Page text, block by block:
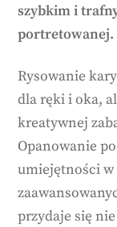
szybkim i
portretowanej.
Rysowanie
dla ręki i oka,
kreatywnej
Opanowanie
umiejętności
przydaje się